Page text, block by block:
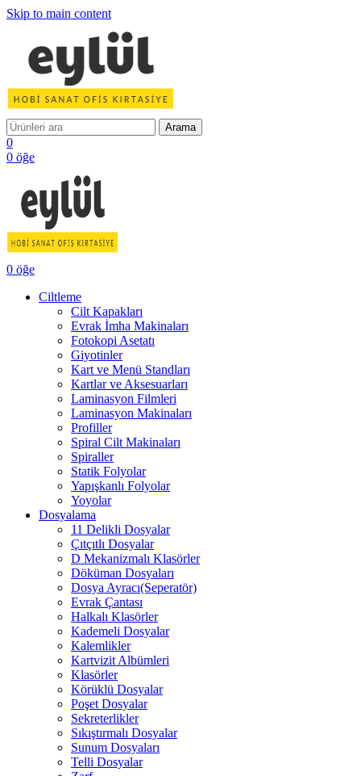
Skip to main content
Arama
0
0 öğe
0 öğe
Ciltleme
Cilt Kapakları
Evrak İmha Makinaları
Fotokopi Asetatı
Giyotinler
Kart ve Menü Standları
Kartlar ve Aksesuarları
Laminasyon Filmleri
Laminasyon Makinaları
Profiller
Spiral Cilt Makinaları
Spiraller
Statik Folyolar
Yapışkanlı Folyolar
Yoyolar
Dosyalama
11 Delikli Dosyalar
Çıtçıtlı Dosyalar
D Mekanizmalı Klasörler
Döküman Dosyaları
Dosya Ayracı(Seperatör)
Evrak Çantası
Halkalı Klasörler
Kademeli Dosyalar
Kalemlikler
Kartvizit Albümleri
Klasörler
Körüklü Dosyalar
Poşet Dosyalar
Sekreterlikler
Sıkıştırmalı Dosyalar
Sunum Dosyaları
Telli Dosyalar